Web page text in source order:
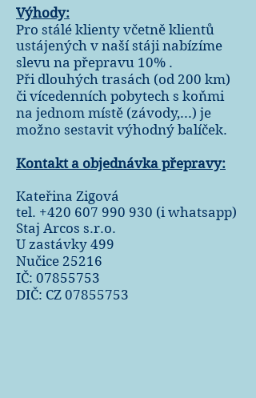
Výhody:
Pro stálé klienty včetně klientů
ustájených v naší stáji nabízíme
slevu na přepravu 10% .
Při dlouhých trasách (od 200 km)
či vícedenních pobytech s koňmi
na jednom místě (závody,...) je
možno sestavit výhodný balíček.
Kontakt a objednávka přepravy:
Kateřina Zigová
tel. +420 607 990 930 (i whatsapp)
Staj Arcos s.r.o.
U zastávky 499
Nučice 25216
IČ: 07855753
DIČ: CZ 07855753